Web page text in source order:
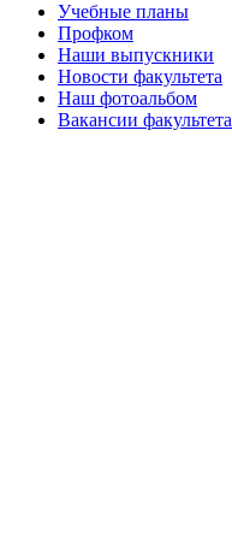
Учебные планы
Профком
Наши выпускники
Новости факультета
Наш фотоальбом
Вакансии факультета